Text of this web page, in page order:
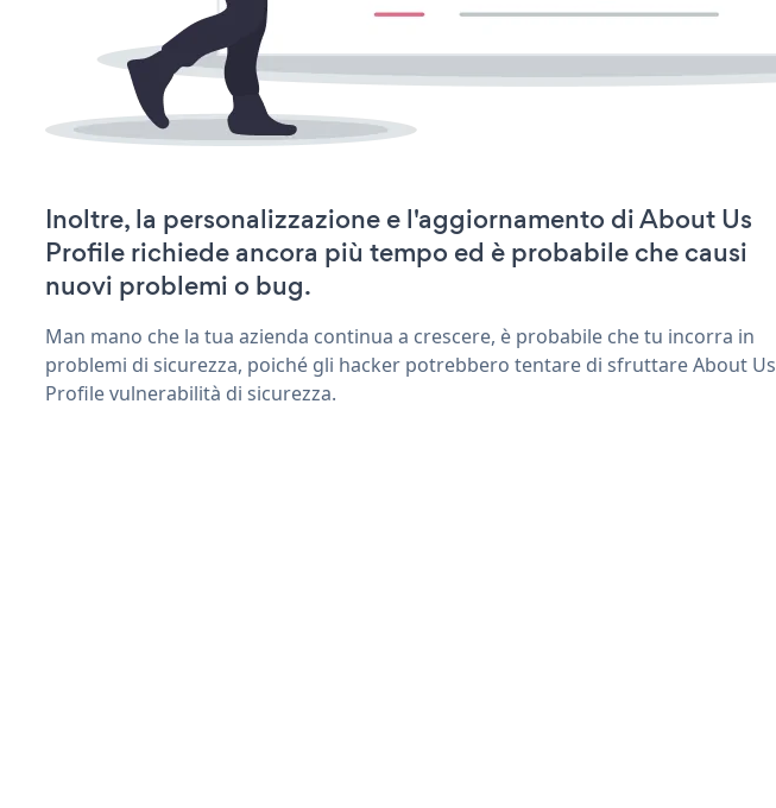
Inoltre, la personalizzazione e l'aggiornamento di About Us
Profile richiede ancora più tempo ed è probabile che causi
nuovi problemi o bug.
Man mano che la tua azienda continua a crescere, è probabile che tu incorra in
problemi di sicurezza, poiché gli hacker potrebbero tentare di sfruttare About Us
Profile vulnerabilità di sicurezza.